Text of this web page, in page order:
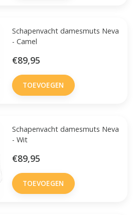
Schapenvacht damesmuts Neva
- Camel
€89,95
TOEVOEGEN
Schapenvacht damesmuts Neva
- Wit
€89,95
TOEVOEGEN